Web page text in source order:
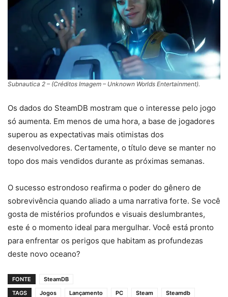
Subnautica 2 – (Créditos Imagem – Unknown Worlds Entertainment).
Os dados do SteamDB mostram que o interesse pelo jogo
só aumenta. Em menos de uma hora, a base de jogadores
superou as expectativas mais otimistas dos
desenvolvedores. Certamente, o título deve se manter no
topo dos mais vendidos durante as próximas semanas.
O sucesso estrondoso reafirma o poder do gênero de
sobrevivência quando aliado a uma narrativa forte. Se você
gosta de mistérios profundos e visuais deslumbrantes,
este é o momento ideal para mergulhar. Você está pronto
para enfrentar os perigos que habitam as profundezas
deste novo oceano?
FONTE
SteamDB
TAGS
Jogos Lançamento PC Steam
Steamdb